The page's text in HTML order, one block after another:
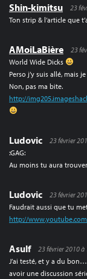
Shin-kimitsu
23
Ton strip & l’article que
AMoiLaBière
23
World Wide Dicks
Perso j’y suis allé, mais
Non, pas ma bite.
http://
Ludovic
23 février
:GAG:
Au moins tu aura
Ludovic
23 février
Faudrait aussi que tu
http://
Asulf
23 février 2010 à
J’ai testé, et y a du
avoir une discussion